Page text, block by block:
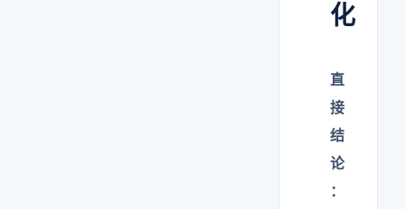
化
直
接
结
论
：